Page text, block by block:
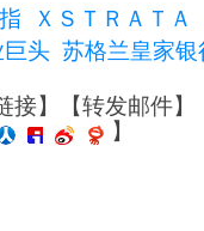
ＸＳＴＲＡＴＡ
头 苏格兰皇家银
接】【转发邮件】
】